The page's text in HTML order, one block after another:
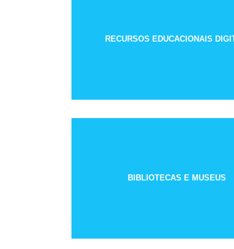
RECURSOS EDUCACIONAIS
BIBLIOTECAS E MUSEUS